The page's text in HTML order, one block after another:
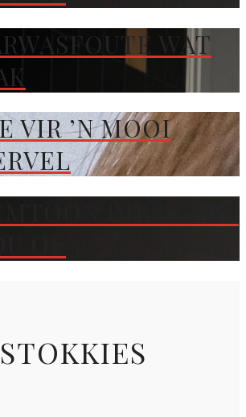
WAT
VIR ’N MOOI